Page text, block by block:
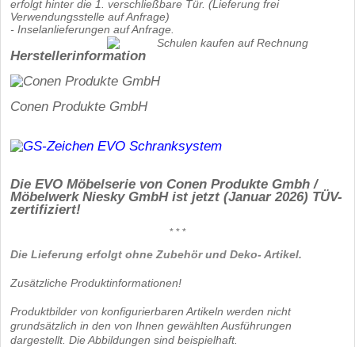
erfolgt hinter die 1. verschließbare Tür. (Lieferung frei
Verwendungsstelle auf Anfrage)
- Inselanlieferungen auf Anfrage.
Herstellerinformation
Conen Produkte GmbH
Die EVO Möbelserie von Conen Produkte Gmbh /
Möbelwerk Niesky GmbH ist jetzt (Januar 2026) TÜV-
zertifiziert!
* * *
Die Lieferung erfolgt ohne Zubehör und Deko- Artikel.
Zusätzliche Produktinformationen!
Produktbilder von konfigurierbaren Artikeln werden nicht
grundsätzlich in den von Ihnen gewählten Ausführungen
dargestellt. Die Abbildungen sind beispielhaft.